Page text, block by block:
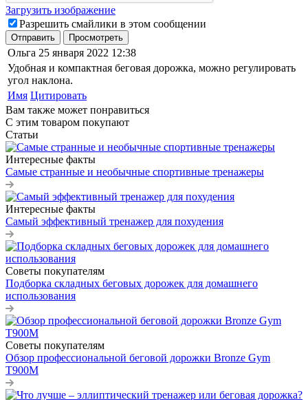
Загрузить изображение
Разрешить смайлики в этом сообщении
Отправить Просмотреть
Ольга 25 января 2022 12:38
Удобная и компактная беговая дорожка, можно регулировать
угол наклона.
Имя Цитировать
Вам также может понравиться
С этим товаром покупают
Статьи
Интересные факты
Самые странные и необычные спортивные тренажеры
Интересные факты
Самый эффективный тренажер для похудения
Советы покупателям
Подборка складных беговых дорожек для домашнего
использования
Советы покупателям
Обзор профессиональной беговой дорожки Bronze Gym
T900M